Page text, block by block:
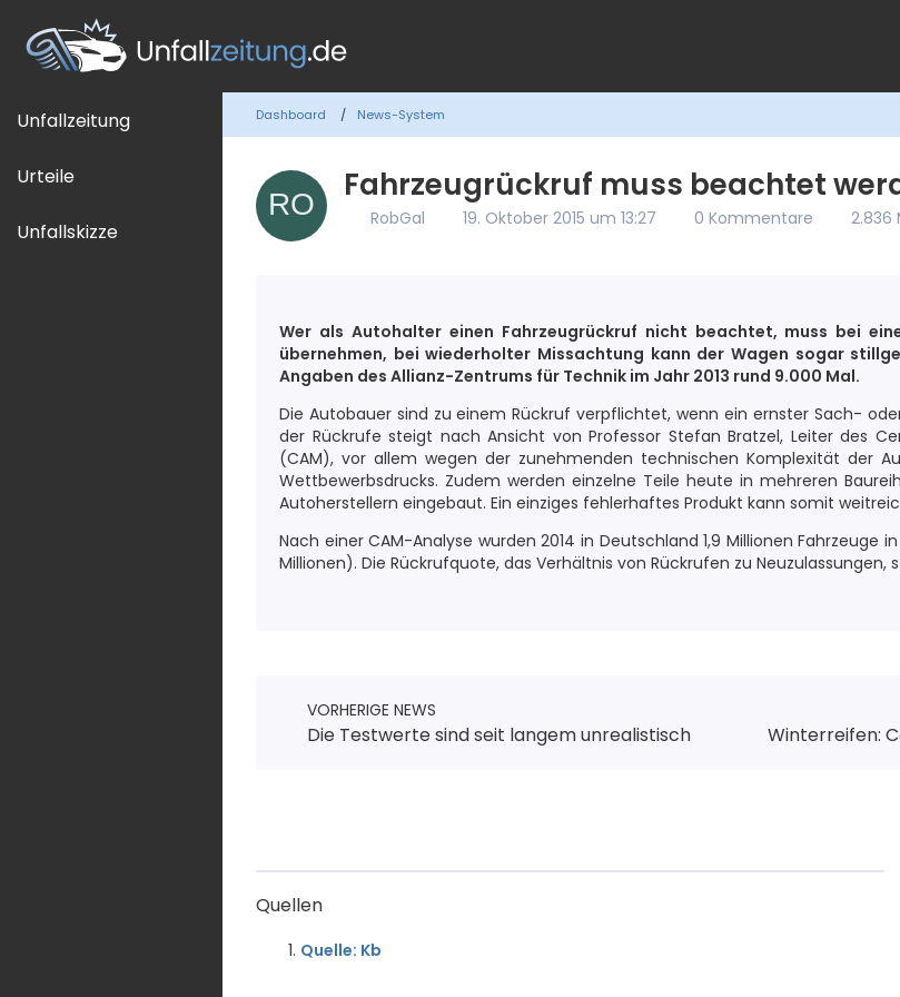
Unfallzeitung
Urteile
Unfallskizze
Dashboard News-System
Fahrzeugrückruf muss beachtet
RobGal 19. Oktober 2015 um 13:27 0 Kommentare 2.836
Wer als Autohalter einen Fahrzeugrückruf nicht beachtet, muss bei
übernehmen, bei wiederholter Missachtung kann der Wagen sogar
Angaben des Allianz-Zentrums für Technik im Jahr 2013 rund 9.000 Mal.
Die Autobauer sind zu einem Rückruf verpflichtet, wenn ein ernster Sach-
der Rückrufe steigt nach Ansicht von Professor Stefan Bratzel, Leiter des
(CAM), vor allem wegen der zunehmenden technischen Komplexität der
Wettbewerbsdrucks. Zudem werden einzelne Teile heute in mehreren
Autoherstellern eingebaut. Ein einziges fehlerhaftes Produkt kann somit
Nach einer CAM-Analyse wurden 2014 in Deutschland 1,9 Millionen Fahrzeuge
Millionen). Die Rückrufquote, das Verhältnis von Rückrufen zu Neuzulassungen,
VORHERIGE NEWS
Die Testwerte sind seit langem unrealistisch Winterreifen:
Quellen
Quelle: Kb